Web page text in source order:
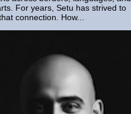
For years, Setu has strived to
connection. How...